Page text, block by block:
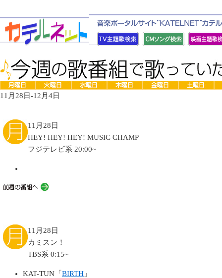
11月28日-12月4日
11月28日
HEY! HEY! HEY! MUSIC CHAMP
フジテレビ系 20:00~
11月28日
カミスン！
TBS系 0:15~
KAT-TUN「 BIRTH 」